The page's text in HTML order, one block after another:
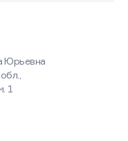
Юрьевна
1